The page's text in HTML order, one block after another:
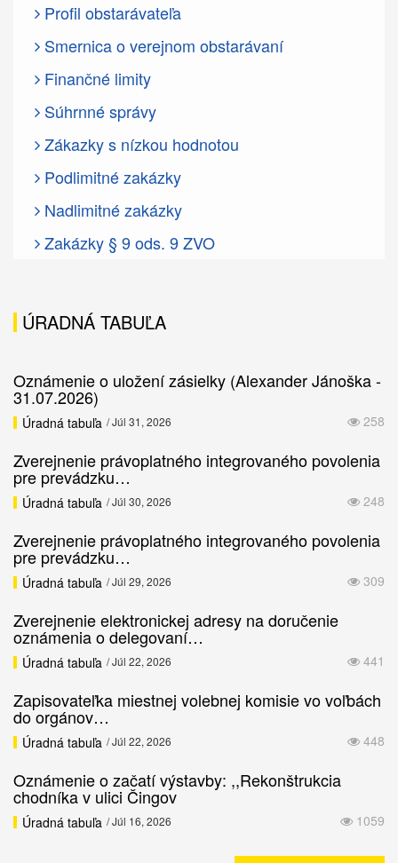
Profil obstarávateľa
Smernica o verejnom obstarávaní
Finančné limity
Súhrnné správy
Zákazky s nízkou hodnotou
Podlimitné zakázky
Nadlimitné zakázky
Zakázky § 9 ods. 9 ZVO
ÚRADNÁ TABUĽA
Oznámenie o uložení zásielky (Alexander Jánoška -
31.07.2026)
258
Úradná tabuľa / Júl 31, 2026
Zverejnenie právoplatného integrovaného povolenia
pre prevádzku…
248
Úradná tabuľa / Júl 30, 2026
Zverejnenie právoplatného integrovaného povolenia
pre prevádzku…
309
Úradná tabuľa / Júl 29, 2026
Zverejnenie elektronickej adresy na doručenie
oznámenia o delegovaní…
441
Úradná tabuľa / Júl 22, 2026
Zapisovateľka miestnej volebnej komisie vo voľbách
do orgánov…
448
Úradná tabuľa / Júl 22, 2026
Oznámenie o začatí výstavby: ,,Rekonštrukcia
chodníka v ulici Čingov
1059
Úradná tabuľa / Júl 16, 2026